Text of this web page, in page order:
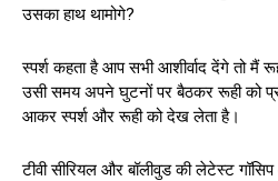
उसका हाथ थामोगे?
स्पर्श कहता है आप सभी आशीर्वाद देंगे तो मैं
उसी समय अपने घुटनों पर बैठकर रूही को
आकर स्पर्श और रूही को देख लेता है।
टीवी सीरियल और बॉलीवुड की लेटेस्ट